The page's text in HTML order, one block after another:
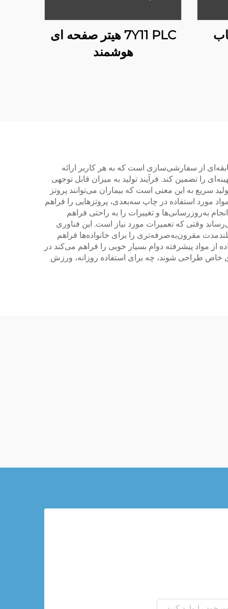
7Y11 PLC هیتر صفحه ای
هوشمند
از سفارشی‌سازی است که به هر کاربر ارائه
را تضمین کند. فرآیند تولید به میزان قابل توجهی
سریع به این معنی است که بیماران می‌توانند پروتز
مورد استفاده در چاپ سه‌بعدی، پروتزهایی را فراهم
به‌روزرسانی‌ها و تغییرات را به راحتی فراهم
وقتی که تعمیرات مورد نیاز است. این فناوری
مقرون‌به‌صرفه‌تری را برای خانواده‌ها فراهم
از مواد پیشرفته دوام بسیار خوبی را فراهم می‌کند در
خاص طراحی شوند، چه برای استفاده روزانه، ورزش